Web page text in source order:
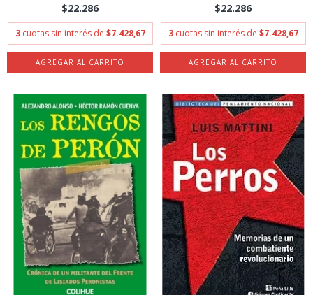
$22.286
3 cuotas sin interés de $7.428,67
$22.286
3 cuotas sin interés de $7.428,67